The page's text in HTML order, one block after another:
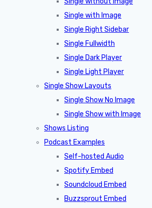
Single with Image
Single Right Sidebar
Single Fullwidth
Single Dark Player
Single Light Player
Single Show Layouts
Single Show No Image
Single Show with Image
Shows Listing
Podcast Examples
Self-hosted Audio
Spotify Embed
Soundcloud Embed
Buzzsprout Embed